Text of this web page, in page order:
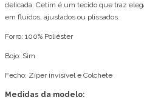
delicada. Cetim é um tecido que traz
em fluídos, ajustados ou plissados.
Forro: 100% Poliéster
Bojo: Sim
Fecho: Zíper invisível e Colchete
Medidas da modelo: